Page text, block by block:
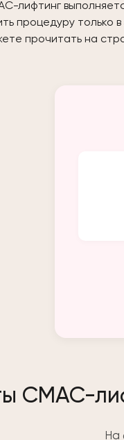
лифтинг
процедуру только
прочитать на
СМАС-
На